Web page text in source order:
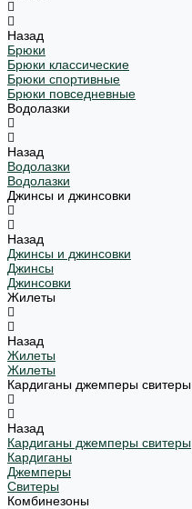
Назад
Брюки
Брюки классические
Брюки спортивные
Брюки повседневные
Водолазки
Назад
Водолазки
Водолазки
Джинсы и джинсовки
Назад
Джинсы и джинсовки
Джинсы
Джинсовки
Жилеты
Назад
Жилеты
Жилеты
Кардиганы джемперы свитеры
Назад
Кардиганы джемперы свитеры
Кардиганы
Джемперы
Свитеры
Комбинезоны